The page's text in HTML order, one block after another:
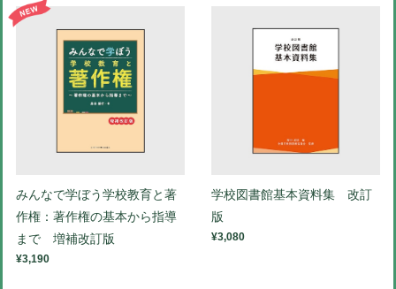
みんなで学ぼう学校教育と著
作権：著作権の基本から指導
まで 増補改訂版
¥3,190
学校図書館基本資料集 改訂
版
¥3,080